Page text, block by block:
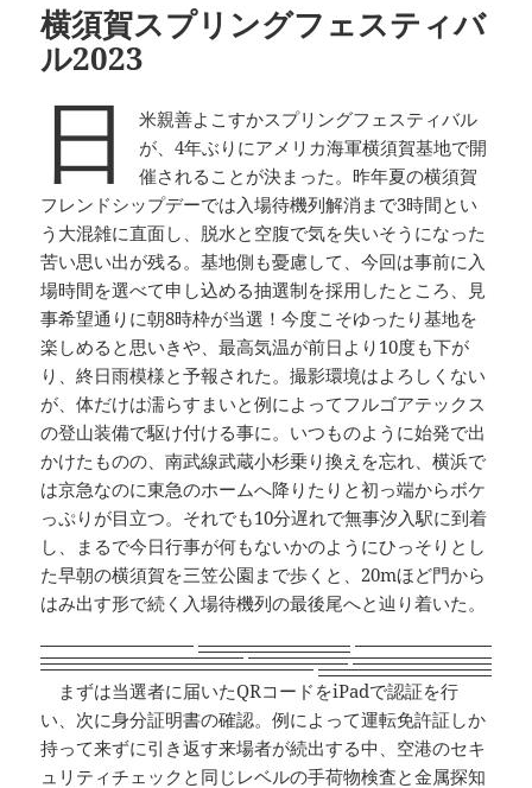
横須賀スプリングフェスティバ
ル2023
日
米親善よこすかスプリングフェスティバル
が、4年ぶりにアメリカ海軍横須賀基地で開
催されることが決まった。昨年夏の横須賀
フレンドシップデーでは入場待機列解消まで3時間とい
う大混雑に直面し、脱水と空腹で気を失いそうになった
苦い思い出が残る。基地側も憂慮して、今回は事前に入
場時間を選べて申し込める抽選制を採用したところ、見
事希望通りに朝8時枠が当選！今度こそゆったり基地を
楽しめると思いきや、最高気温が前日より10度も下が
り、終日雨模様と予報された。撮影環境はよろしくない
が、体だけは濡らすまいと例によってフルゴアテックス
の登山装備で駆け付ける事に。いつものように始発で出
かけたものの、南武線武蔵小杉乗り換えを忘れ、横浜で
は京急なのに東急のホームへ降りたりと初っ端からボケ
っぷりが目立つ。それでも10分遅れで無事汐入駅に到着
し、まるで今日行事が何もないかのようにひっそりとし
た早朝の横須賀を三笠公園まで歩くと、20mほど門から
はみ出す形で続く入場待機列の最後尾へと辿り着いた。
まずは当選者に届いたQRコードをiPadで認証を行
い、次に身分証明書の確認。例によって運転免許証しか
持って来ずに引き返す来場者が続出する中、空港のセキ
ュリティチェックと同じレベルの手荷物検査と金属探知